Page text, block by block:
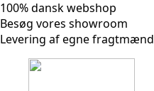
100% dansk webshop
Besøg vores showroom
Levering af egne fragtmænd